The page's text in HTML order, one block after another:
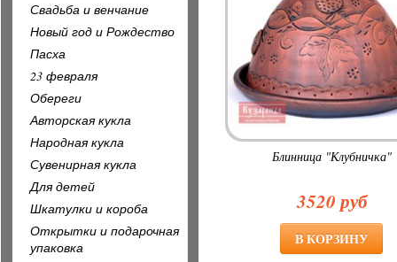
Блинница "Клубничка"
3520 руб
Свадьба и венчание
Новый год и Рождество
Пасха
23 февраля
Обереги
Авторская кукла
Народная кукла
Сувенирная кукла
Для детей
Шкатулки и короба
Открытки и подарочная
упаковка